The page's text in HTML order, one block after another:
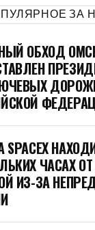
ЗА
ОБХОД
SPACEX
ЧАСАХ
ИЗ-ЗА